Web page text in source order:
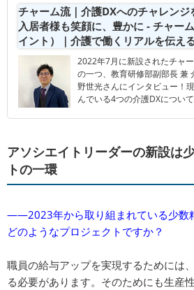
チャーム流｜介護DXへのチャレン
入居者様も笑顔に、豊かに - チャー
イント）｜介護で働くリアルを伝え
2022年7月に新設されたチャ
の一つ、教育研修部副部長 兼
野世光さんにインタビュー！
んでいる4つの介護DXについ
アソシエイトリーダーの新設は
トの一環
――2023年から取り組まれている少数
どのようなプロジェクトですか？
職員の給与アップを実現するためには
る必要があります。そのためにも生産